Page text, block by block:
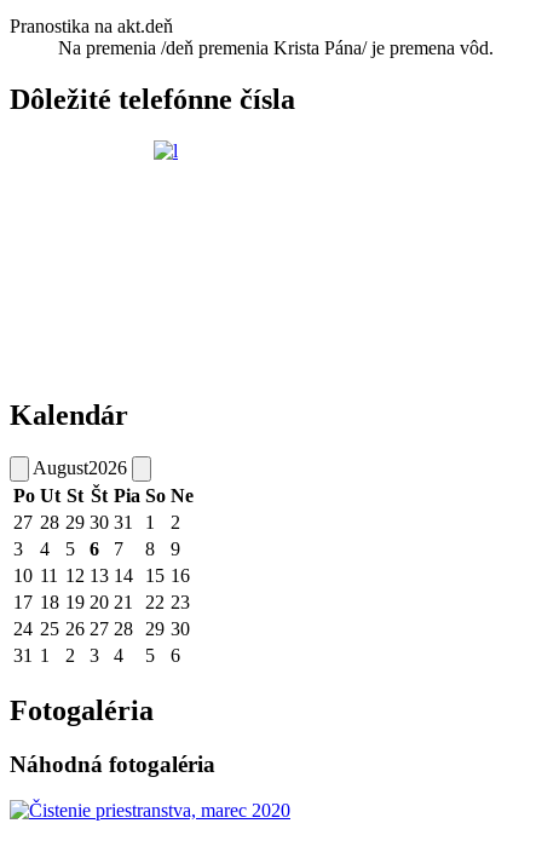
Pranostika na akt.deň
Na premenia /deň premenia Krista Pána/ je premena vôd.
Dôležité telefónne čísla
Kalendár
August2026
Po Ut St Št Pia So Ne
27 28 29 30 31 1
2
3
4 5 6 7 8
9
10 11 12 13 14 15 16
17 18 19 20 21 22 23
24 25 26 27 28 29 30
31 1 2 3 4 5 6
Fotogaléria
Náhodná fotogaléria